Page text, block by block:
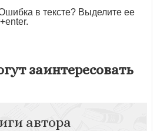
в тексте? Выделите ее
заинтересовать
автора